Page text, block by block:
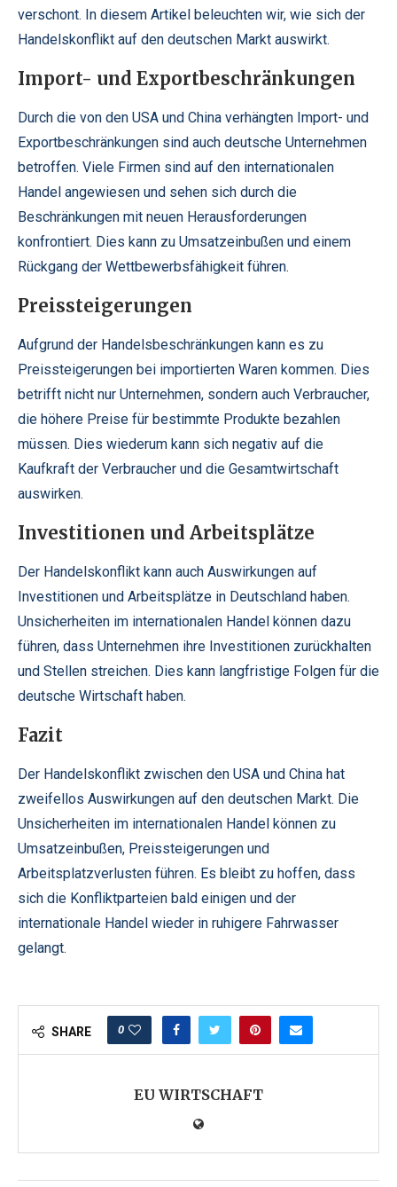
verschont. In diesem Artikel beleuchten wir, wie sich der
Handelskonflikt auf den deutschen Markt auswirkt.
Import- und Exportbeschränkungen
Durch die von den USA und China verhängten Import- und
Exportbeschränkungen sind auch deutsche Unternehmen
betroffen. Viele Firmen sind auf den internationalen
Handel angewiesen und sehen sich durch die
Beschränkungen mit neuen Herausforderungen
konfrontiert. Dies kann zu Umsatzeinbußen und einem
Rückgang der Wettbewerbsfähigkeit führen.
Preissteigerungen
Aufgrund der Handelsbeschränkungen kann es zu
Preissteigerungen bei importierten Waren kommen. Dies
betrifft nicht nur Unternehmen, sondern auch Verbraucher,
die höhere Preise für bestimmte Produkte bezahlen
müssen. Dies wiederum kann sich negativ auf die
Kaufkraft der Verbraucher und die Gesamtwirtschaft
auswirken.
Investitionen und Arbeitsplätze
Der Handelskonflikt kann auch Auswirkungen auf
Investitionen und Arbeitsplätze in Deutschland haben.
Unsicherheiten im internationalen Handel können dazu
führen, dass Unternehmen ihre Investitionen zurückhalten
und Stellen streichen. Dies kann langfristige Folgen für die
deutsche Wirtschaft haben.
Fazit
Der Handelskonflikt zwischen den USA und China hat
zweifellos Auswirkungen auf den deutschen Markt. Die
Unsicherheiten im internationalen Handel können zu
Umsatzeinbußen, Preissteigerungen und
Arbeitsplatzverlusten führen. Es bleibt zu hoffen, dass
sich die Konfliktparteien bald einigen und der
internationale Handel wieder in ruhigere Fahrwasser
gelangt.
SHARE 0
EU WIRTSCHAFT